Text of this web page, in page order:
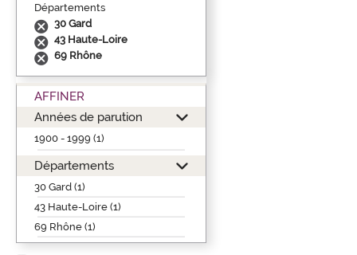
Départements
30 Gard
43 Haute-Loire
69 Rhône
AFFINER
Années de parution
1900 - 1999 (1)
Départements
30 Gard (1)
43 Haute-Loire (1)
69 Rhône (1)